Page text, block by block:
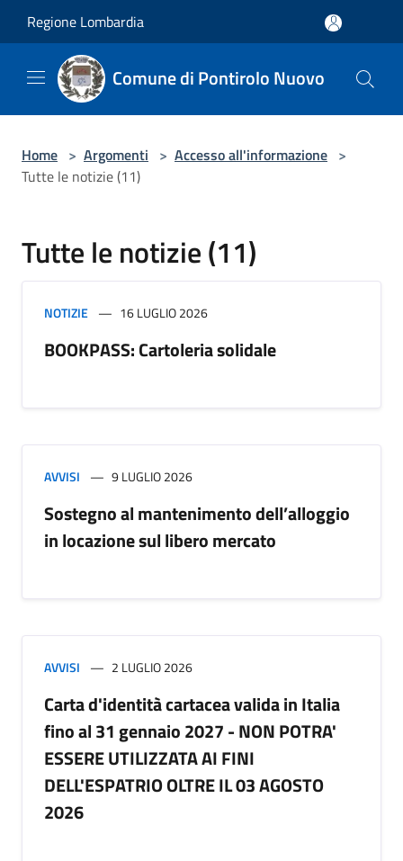
Regione Lombardia
Comune di Pontirolo Nuovo
Home > Argomenti > Accesso all'informazione >
Tutte le notizie (11)
Tutte le notizie (11)
NOTIZIE 16 LUGLIO 2026
BOOKPASS: Cartoleria solidale
AVVISI 9 LUGLIO 2026
Sostegno al mantenimento dell’alloggio
in locazione sul libero mercato
AVVISI 2 LUGLIO 2026
Carta d'identità cartacea valida in Italia
fino al 31 gennaio 2027 - NON POTRA'
ESSERE UTILIZZATA AI FINI
DELL'ESPATRIO OLTRE IL 03 AGOSTO
2026